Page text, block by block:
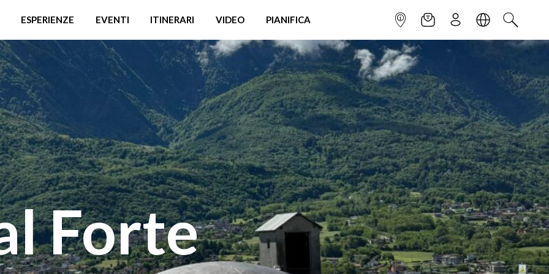
ESPERIENZE EVENTI ITINERARI VIDEO PIANIFICA INFOPOINTNEWSLETTER
ISCRIVITILINGUACERCA
Forte